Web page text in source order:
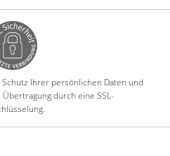
Ihrer persönlichen Daten und
durch eine SSL-